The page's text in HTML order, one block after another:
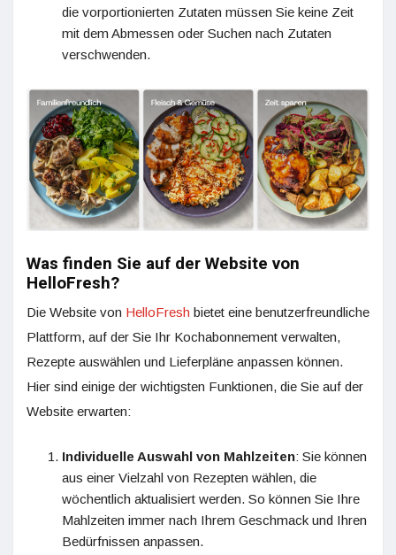
die vorportionierten Zutaten müssen Sie keine Zeit
mit dem Abmessen oder Suchen nach Zutaten
verschwenden.
Was finden Sie auf der Website von
HelloFresh?
Die Website von HelloFresh bietet eine benutzerfreundliche
Plattform, auf der Sie Ihr Kochabonnement verwalten,
Rezepte auswählen und Lieferpläne anpassen können.
Hier sind einige der wichtigsten Funktionen, die Sie auf der
Website erwarten:
Individuelle Auswahl von Mahlzeiten: Sie können
aus einer Vielzahl von Rezepten wählen, die
wöchentlich aktualisiert werden. So können Sie Ihre
Mahlzeiten immer nach Ihrem Geschmack und Ihren
Bedürfnissen anpassen.